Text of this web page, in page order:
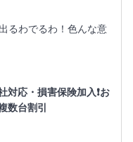
るわでるわ！色んな意
対応・損害保険加入❗️お
数台割引